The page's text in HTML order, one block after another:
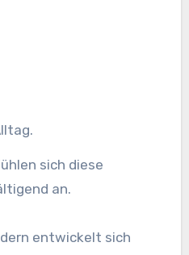
sich diese
an.
entwickelt sich